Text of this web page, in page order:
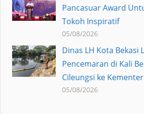
Pancasuar Award
Tokoh Inspiratif
05/08/2026
Dinas LH Kota Bekasi
Pencemaran di Kali
Cileungsi ke
05/08/2026